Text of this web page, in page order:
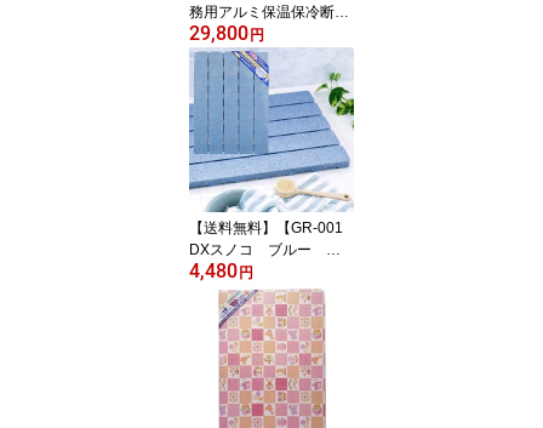
務用アルミ保温保冷断熱
シート120cm20mロール
巻】断熱材、節電、日よ
けや防災用敷物、浴槽、
風呂、水槽タンク、食
品、トラック、農業、建
材にも
29,800円
【送料無料】【GR-001
DXスノコ ブルー か
ため】 丈夫で軽い発泡
素材の浴室スノコ クッ
ション性があり足元あた
たか 10030631
4,480円